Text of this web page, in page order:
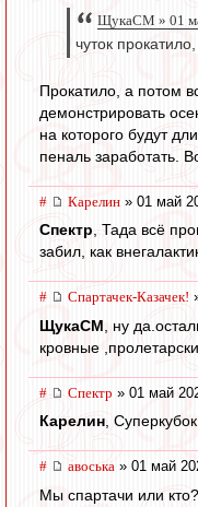
ЩукаСМ » 01
чуток
Прокатило, а потом
демонстрировать
на которого будут
пеналь заработать.
# Карелин » 01 май
Спектр , Тада всё
забил, как
# Спартачек-Казачек!
ЩукаСМ , ну
кровные
# Спектр » 01 май
Карелин,
# авоська » 01 май
Мы спартачи или кто?